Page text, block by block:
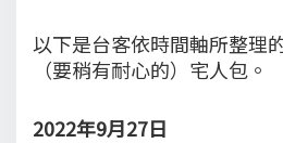
以下是台客依時間軸所整理
（要稍有耐心的）宅人包。
2022年9月27日